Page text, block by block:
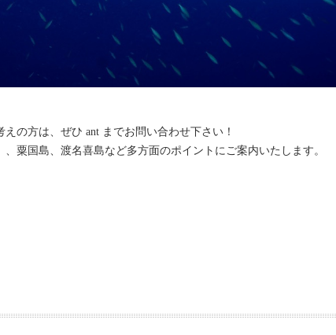
の方は、ぜひ ant までお問い合わせ下さい！
粟国島、渡名喜島など多方面のポイントにご案内いたします。